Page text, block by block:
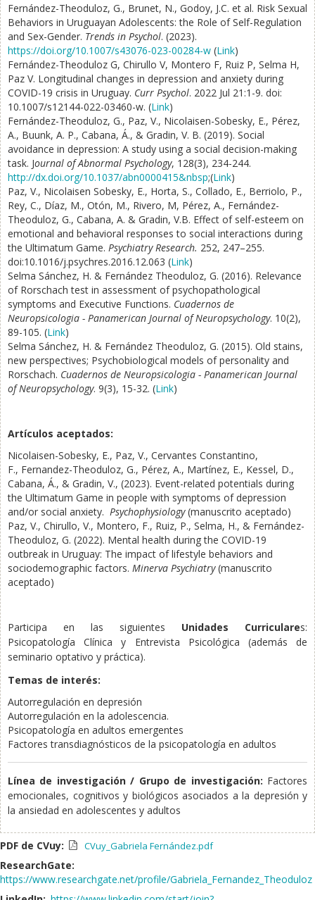
Fernández-Theoduloz, G., Brunet, N., Godoy, J.C. et al. Risk Sexual
Behaviors in Uruguayan Adolescents: the Role of Self-Regulation
and Sex-Gender. Trends in Psychol. (2023).
https://doi.org/10.1007/s43076-023-00284-w (Link)
Fernández-Theoduloz G, Chirullo V, Montero F, Ruiz P, Selma H,
Paz V. Longitudinal changes in depression and anxiety during
COVID-19 crisis in Uruguay. Curr Psychol. 2022 Jul 21:1-9. doi:
10.1007/s12144-022-03460-w. (Link)
Fernández-Theoduloz, G., Paz, V., Nicolaisen-Sobesky, E., Pérez,
A., Buunk, A. P., Cabana, Á., & Gradin, V. B. (2019). Social
avoidance in depression: A study using a social decision-making
task. Journal of Abnormal Psychology, 128(3), 234-244.
http://dx.doi.org/10.1037/abn0000415&nbsp;(Link)
Paz, V., Nicolaisen Sobesky, E., Horta, S., Collado, E., Berriolo, P.,
Rey, C., Díaz, M., Otón, M., Rivero, M, Pérez, A., Fernández-
Theoduloz, G., Cabana, A. & Gradin, V.B. Effect of self-esteem on
emotional and behavioral responses to social interactions during
the Ultimatum Game. Psychiatry Research. 252, 247–255.
doi:10.1016/j.psychres.2016.12.063 (Link)
Selma Sánchez, H. & Fernández Theoduloz, G. (2016). Relevance
of Rorschach test in assessment of psychopathological
symptoms and Executive Functions. Cuadernos de
Neuropsicologia - Panamerican Journal of Neuropsychology. 10(2),
89-105. (Link)
Selma Sánchez, H. & Fernández Theoduloz, G. (2015). Old stains,
new perspectives; Psychobiological models of personality and
Rorschach. Cuadernos de Neuropsicologia - Panamerican Journal
of Neuropsychology. 9(3), 15-32. (Link)
Artículos aceptados:
Nicolaisen-Sobesky, E., Paz, V., Cervantes Constantino,
F., Fernandez-Theoduloz, G., Pérez, A., Martínez, E., Kessel, D.,
Cabana, Á., & Gradin, V., (2023). Event-related potentials during
the Ultimatum Game in people with symptoms of depression
and/or social anxiety. Psychophysiology(manuscrito aceptado)
Paz, V., Chirullo, V., Montero, F., Ruiz, P., Selma, H., & Fernández-
Theoduloz, G. (2022). Mental health during the COVID-19
outbreak in Uruguay: The impact of lifestyle behaviors and
sociodemographic factors. Minerva Psychiatry(manuscrito
aceptado)
Participa en las siguientes Unidades Curriculares:
Psicopatología Clínica y Entrevista Psicológica (además de
seminario optativo y práctica).
Temas de interés:
Autorregulación en depresión
Autorregulación en la adolescencia.
Psicopatología en adultos emergentes
Factores transdiagnósticos de la psicopatología en adultos
Línea de investigación / Grupo de investigación: Factores
emocionales, cognitivos y biológicos asociados a la depresión y
la ansiedad en adolescentes y adultos
PDF de CVuy: CVuy_Gabriela Fernández.pdf
ResearchGate:
https://www.researchgate.net/profile/Gabriela_Fernandez_Theoduloz